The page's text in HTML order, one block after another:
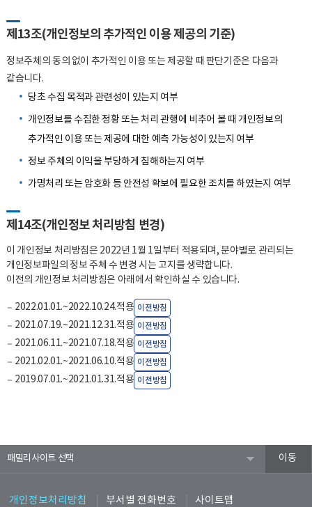
제13조(개인정보의 추가적인 이용 제공의 기준)
정보주체의 동의 없이 추가적인 이용 또는 제공할 때 판단기준은 다음과
같습니다.
당초 수집 목적과 관련성이 있는지 여부
개인정보를 수집한 정황 또는 처리 관행에 비추어 볼 때 개인정보의
추가적인 이용 또는 제공에 대한 예측 가능성이 있는지 여부
정보 주체의 이익을 부당하게 침해하는지 여부
가명처리 또는 암호화 등 안전성 확보에 필요한 조치를 하였는지 여부
제14조(개인정보 처리방침 변경)
이 개인정보 처리방침은 2022년 1월 1일부터 적용되며, 분야별로 관리되는
개인정보파일의 정보 주체 수 변경 시는 고지를 생략합니다.
이전의 개인정보 처리방침은 아래에서 확인하실 수 있습니다.
2022.01.01.~2022.10.24.적용 이전방침
2021.07.19.~2021.12.31.적용 이전방침
2021.06.11.~2021.07.18.적용 이전방침
2021.02.01.~2021.06.10.적용 이전방침
2019.07.01.~2021.01.31.적용 이전방침
패밀리사이트
개인정보처리방침 부서별 전화번호 사이트맵